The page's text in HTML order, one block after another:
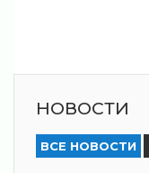
НОВОСТИ
ВСЕ НОВОСТИ